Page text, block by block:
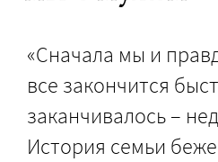
«Сначала мы и
все закончится
заканчивалось –
История семьи